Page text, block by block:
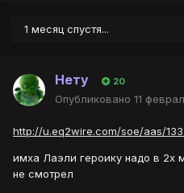
1 месяц спустя...
Нету 20
Опубликовано 11
http://u.eq2wire.com/soe/aas/
имха Лаэли героику надо в 2х
не смотрел